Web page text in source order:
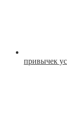
привычек